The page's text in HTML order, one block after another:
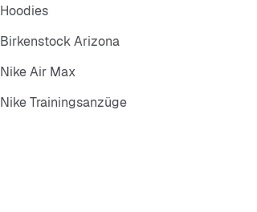
Hoodies
Birkenstock Arizona
Nike Air Max
Nike Trainingsanzüge